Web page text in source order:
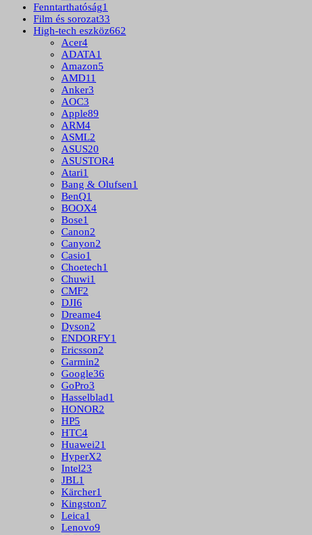
Fenntarthatóság1
Film és sorozat33
High-tech eszköz662
Acer4
ADATA1
Amazon5
AMD11
Anker3
AOC3
Apple89
ARM4
ASML2
ASUS20
ASUSTOR4
Atari1
Bang & Olufsen1
BenQ1
BOOX4
Bose1
Canon2
Canyon2
Casio1
Choetech1
Chuwi1
CMF2
DJI6
Dreame4
Dyson2
ENDORFY1
Ericsson2
Garmin2
Google36
GoPro3
Hasselblad1
HONOR2
HP5
HTC4
Huawei21
HyperX2
Intel23
JBL1
Kärcher1
Kingston7
Leica1
Lenovo9